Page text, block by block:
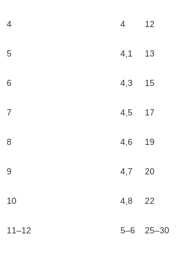
4 4 12
5 4,1 13
6 4,3 15
7 4,5 17
8 4,6 19
9 4,7 20
10 4,8 22
11–12 5–6 25–30